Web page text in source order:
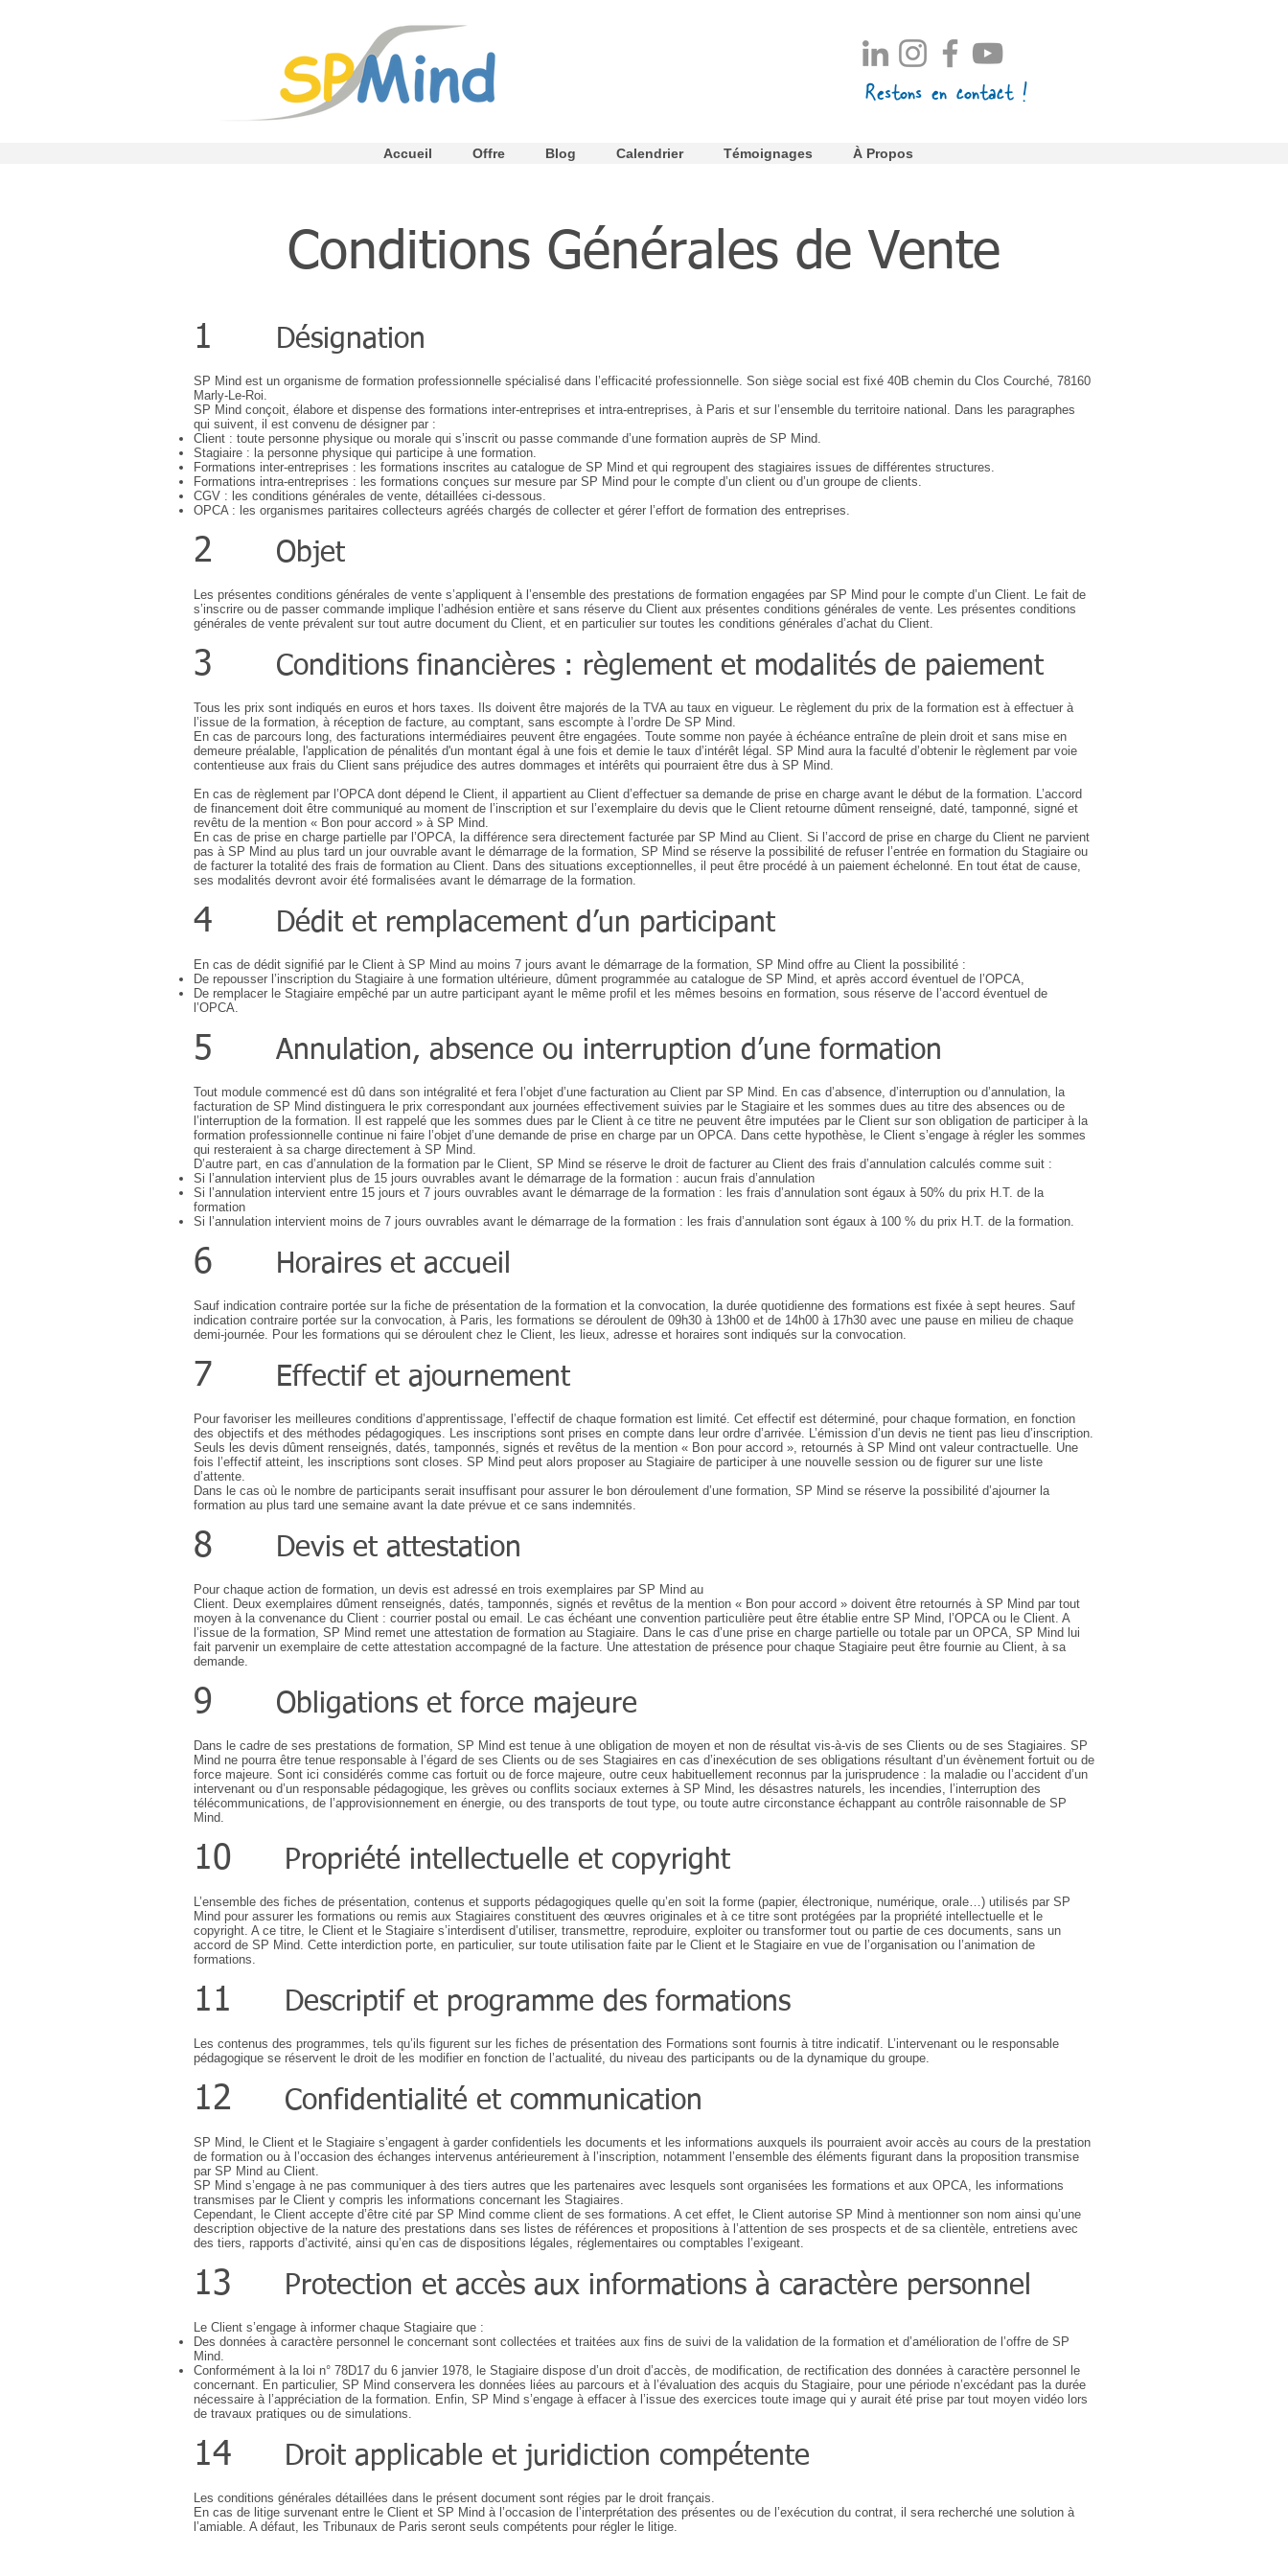
Restons en contact !
Accueil Offre Blog Calendrier Témoignages À Propos
Conditions Générales de Vente
1 Désignation
SP Mind est un organisme de formation professionnelle spécialisé dans l’efficacité professionnelle. Son siège social est fixé 40B chemin du Clos Courché, 78160
Marly-Le-Roi.
SP Mind conçoit, élabore et dispense des formations inter-entreprises et intra-entreprises, à Paris et sur l’ensemble du territoire national. Dans les paragraphes
qui suivent, il est convenu de désigner par :
Client : toute personne physique ou morale qui s’inscrit ou passe commande d’une formation auprès de SP Mind.
Stagiaire : la personne physique qui participe à une formation.
Formations inter-entreprises : les formations inscrites au catalogue de SP Mind et qui regroupent des stagiaires issues de différentes structures.
Formations intra-entreprises : les formations conçues sur mesure par SP Mind pour le compte d’un client ou d’un groupe de clients.
CGV : les conditions générales de vente, détaillées ci-dessous.
OPCA : les organismes paritaires collecteurs agréés chargés de collecter et gérer l’effort de formation des entreprises.
2 Objet
Les présentes conditions générales de vente s’appliquent à l’ensemble des prestations de formation engagées par SP Mind pour le compte d’un Client. Le fait de
s’inscrire ou de passer commande implique l’adhésion entière et sans réserve du Client aux présentes conditions générales de vente. Les présentes conditions
générales de vente prévalent sur tout autre document du Client, et en particulier sur toutes les conditions générales d’achat du Client.
3 Conditions financières : règlement et modalités de paiement
Tous les prix sont indiqués en euros et hors taxes. Ils doivent être majorés de la TVA au taux en vigueur. Le règlement du prix de la formation est à effectuer à
l’issue de la formation, à réception de facture, au comptant, sans escompte à l’ordre De SP Mind.
En cas de parcours long, des facturations intermédiaires peuvent être engagées. Toute somme non payée à échéance entraîne de plein droit et sans mise en
demeure préalable, l'application de pénalités d'un montant égal à une fois et demie le taux d’intérêt légal. SP Mind aura la faculté d’obtenir le règlement par voie
contentieuse aux frais du Client sans préjudice des autres dommages et intérêts qui pourraient être dus à SP Mind.
En cas de règlement par l’OPCA dont dépend le Client, il appartient au Client d’effectuer sa demande de prise en charge avant le début de la formation. L’accord
de financement doit être communiqué au moment de l’inscription et sur l’exemplaire du devis que le Client retourne dûment renseigné, daté, tamponné, signé et
revêtu de la mention « Bon pour accord » à SP Mind.
En cas de prise en charge partielle par l’OPCA, la différence sera directement facturée par SP Mind au Client. Si l’accord de prise en charge du Client ne parvient
pas à SP Mind au plus tard un jour ouvrable avant le démarrage de la formation, SP Mind se réserve la possibilité de refuser l’entrée en formation du Stagiaire ou
de facturer la totalité des frais de formation au Client. Dans des situations exceptionnelles, il peut être procédé à un paiement échelonné. En tout état de cause,
ses modalités devront avoir été formalisées avant le démarrage de la formation.
4 Dédit et remplacement d’un participant
En cas de dédit signifié par le Client à SP Mind au moins 7 jours avant le démarrage de la formation, SP Mind offre au Client la possibilité :
De repousser l’inscription du Stagiaire à une formation ultérieure, dûment programmée au catalogue de SP Mind, et après accord éventuel de l’OPCA,
De remplacer le Stagiaire empêché par un autre participant ayant le même profil et les mêmes besoins en formation, sous réserve de l’accord éventuel de
l’OPCA.
5 Annulation, absence ou interruption d’une formation
Tout module commencé est dû dans son intégralité et fera l’objet d’une facturation au Client par SP Mind. En cas d’absence, d’interruption ou d’annulation, la
facturation de SP Mind distinguera le prix correspondant aux journées effectivement suivies par le Stagiaire et les sommes dues au titre des absences ou de
l’interruption de la formation. Il est rappelé que les sommes dues par le Client à ce titre ne peuvent être imputées par le Client sur son obligation de participer à la
formation professionnelle continue ni faire l’objet d’une demande de prise en charge par un OPCA. Dans cette hypothèse, le Client s’engage à régler les sommes
qui resteraient à sa charge directement à SP Mind.
D’autre part, en cas d’annulation de la formation par le Client, SP Mind se réserve le droit de facturer au Client des frais d’annulation calculés comme suit :
Si l’annulation intervient plus de 15 jours ouvrables avant le démarrage de la formation : aucun frais d’annulation
Si l’annulation intervient entre 15 jours et 7 jours ouvrables avant le démarrage de la formation : les frais d’annulation sont égaux à 50% du prix H.T. de la
formation
Si l’annulation intervient moins de 7 jours ouvrables avant le démarrage de la formation : les frais d’annulation sont égaux à 100 % du prix H.T. de la formation.
6 Horaires et accueil
Sauf indication contraire portée sur la fiche de présentation de la formation et la convocation, la durée quotidienne des formations est fixée à sept heures. Sauf
indication contraire portée sur la convocation, à Paris, les formations se déroulent de 09h30 à 13h00 et de 14h00 à 17h30 avec une pause en milieu de chaque
demi-journée. Pour les formations qui se déroulent chez le Client, les lieux, adresse et horaires sont indiqués sur la convocation.
7 Effectif et ajournement
Pour favoriser les meilleures conditions d’apprentissage, l’effectif de chaque formation est limité. Cet effectif est déterminé, pour chaque formation, en fonction
des objectifs et des méthodes pédagogiques. Les inscriptions sont prises en compte dans leur ordre d’arrivée. L’émission d’un devis ne tient pas lieu d’inscription.
Seuls les devis dûment renseignés, datés, tamponnés, signés et revêtus de la mention « Bon pour accord », retournés à SP Mind ont valeur contractuelle. Une
fois l’effectif atteint, les inscriptions sont closes. SP Mind peut alors proposer au Stagiaire de participer à une nouvelle session ou de figurer sur une liste
d’attente.
Dans le cas où le nombre de participants serait insuffisant pour assurer le bon déroulement d’une formation, SP Mind se réserve la possibilité d’ajourner la
formation au plus tard une semaine avant la date prévue et ce sans indemnités.
8 Devis et attestation
Pour chaque action de formation, un devis est adressé en trois exemplaires par SP Mind au
Client. Deux exemplaires dûment renseignés, datés, tamponnés, signés et revêtus de la mention « Bon pour accord » doivent être retournés à SP Mind par tout
moyen à la convenance du Client : courrier postal ou email. Le cas échéant une convention particulière peut être établie entre SP Mind, l’OPCA ou le Client. A
l’issue de la formation, SP Mind remet une attestation de formation au Stagiaire. Dans le cas d’une prise en charge partielle ou totale par un OPCA, SP Mind lui
fait parvenir un exemplaire de cette attestation accompagné de la facture. Une attestation de présence pour chaque Stagiaire peut être fournie au Client, à sa
demande.
9 Obligations et force majeure
Dans le cadre de ses prestations de formation, SP Mind est tenue à une obligation de moyen et non de résultat vis-à-vis de ses Clients ou de ses Stagiaires. SP
Mind ne pourra être tenue responsable à l’égard de ses Clients ou de ses Stagiaires en cas d’inexécution de ses obligations résultant d’un évènement fortuit ou de
force majeure. Sont ici considérés comme cas fortuit ou de force majeure, outre ceux habituellement reconnus par la jurisprudence : la maladie ou l’accident d’un
intervenant ou d’un responsable pédagogique, les grèves ou conflits sociaux externes à SP Mind, les désastres naturels, les incendies, l’interruption des
télécommunications, de l’approvisionnement en énergie, ou des transports de tout type, ou toute autre circonstance échappant au contrôle raisonnable de SP
Mind.
10 Propriété intellectuelle et copyright
L’ensemble des fiches de présentation, contenus et supports pédagogiques quelle qu’en soit la forme (papier, électronique, numérique, orale…) utilisés par SP
Mind pour assurer les formations ou remis aux Stagiaires constituent des œuvres originales et à ce titre sont protégées par la propriété intellectuelle et le
copyright. A ce titre, le Client et le Stagiaire s’interdisent d’utiliser, transmettre, reproduire, exploiter ou transformer tout ou partie de ces documents, sans un
accord de SP Mind. Cette interdiction porte, en particulier, sur toute utilisation faite par le Client et le Stagiaire en vue de l’organisation ou l’animation de
formations.
11 Descriptif et programme des formations
Les contenus des programmes, tels qu’ils figurent sur les fiches de présentation des Formations sont fournis à titre indicatif. L’intervenant ou le responsable
pédagogique se réservent le droit de les modifier en fonction de l’actualité, du niveau des participants ou de la dynamique du groupe.
12 Confidentialité et communication
SP Mind, le Client et le Stagiaire s’engagent à garder confidentiels les documents et les informations auxquels ils pourraient avoir accès au cours de la prestation
de formation ou à l’occasion des échanges intervenus antérieurement à l’inscription, notamment l’ensemble des éléments figurant dans la proposition transmise
par SP Mind au Client.
SP Mind s’engage à ne pas communiquer à des tiers autres que les partenaires avec lesquels sont organisées les formations et aux OPCA, les informations
transmises par le Client y compris les informations concernant les Stagiaires.
Cependant, le Client accepte d’être cité par SP Mind comme client de ses formations. A cet effet, le Client autorise SP Mind à mentionner son nom ainsi qu’une
description objective de la nature des prestations dans ses listes de références et propositions à l’attention de ses prospects et de sa clientèle, entretiens avec
des tiers, rapports d’activité, ainsi qu’en cas de dispositions légales, réglementaires ou comptables l’exigeant.
13 Protection et accès aux informations à caractère personnel
Le Client s’engage à informer chaque Stagiaire que :
Des données à caractère personnel le concernant sont collectées et traitées aux fins de suivi de la validation de la formation et d’amélioration de l’offre de SP
Mind.
Conformément à la loi n° 78D17 du 6 janvier 1978, le Stagiaire dispose d’un droit d’accès, de modification, de rectification des données à caractère personnel le
concernant. En particulier, SP Mind conservera les données liées au parcours et à l’évaluation des acquis du Stagiaire, pour une période n’excédant pas la durée
nécessaire à l’appréciation de la formation. Enfin, SP Mind s’engage à effacer à l’issue des exercices toute image qui y aurait été prise par tout moyen vidéo lors
de travaux pratiques ou de simulations.
14 Droit applicable et juridiction compétente
Les conditions générales détaillées dans le présent document sont régies par le droit français.
En cas de litige survenant entre le Client et SP Mind à l’occasion de l’interprétation des présentes ou de l’exécution du contrat, il sera recherché une solution à
l’amiable. A défaut, les Tribunaux de Paris seront seuls compétents pour régler le litige.